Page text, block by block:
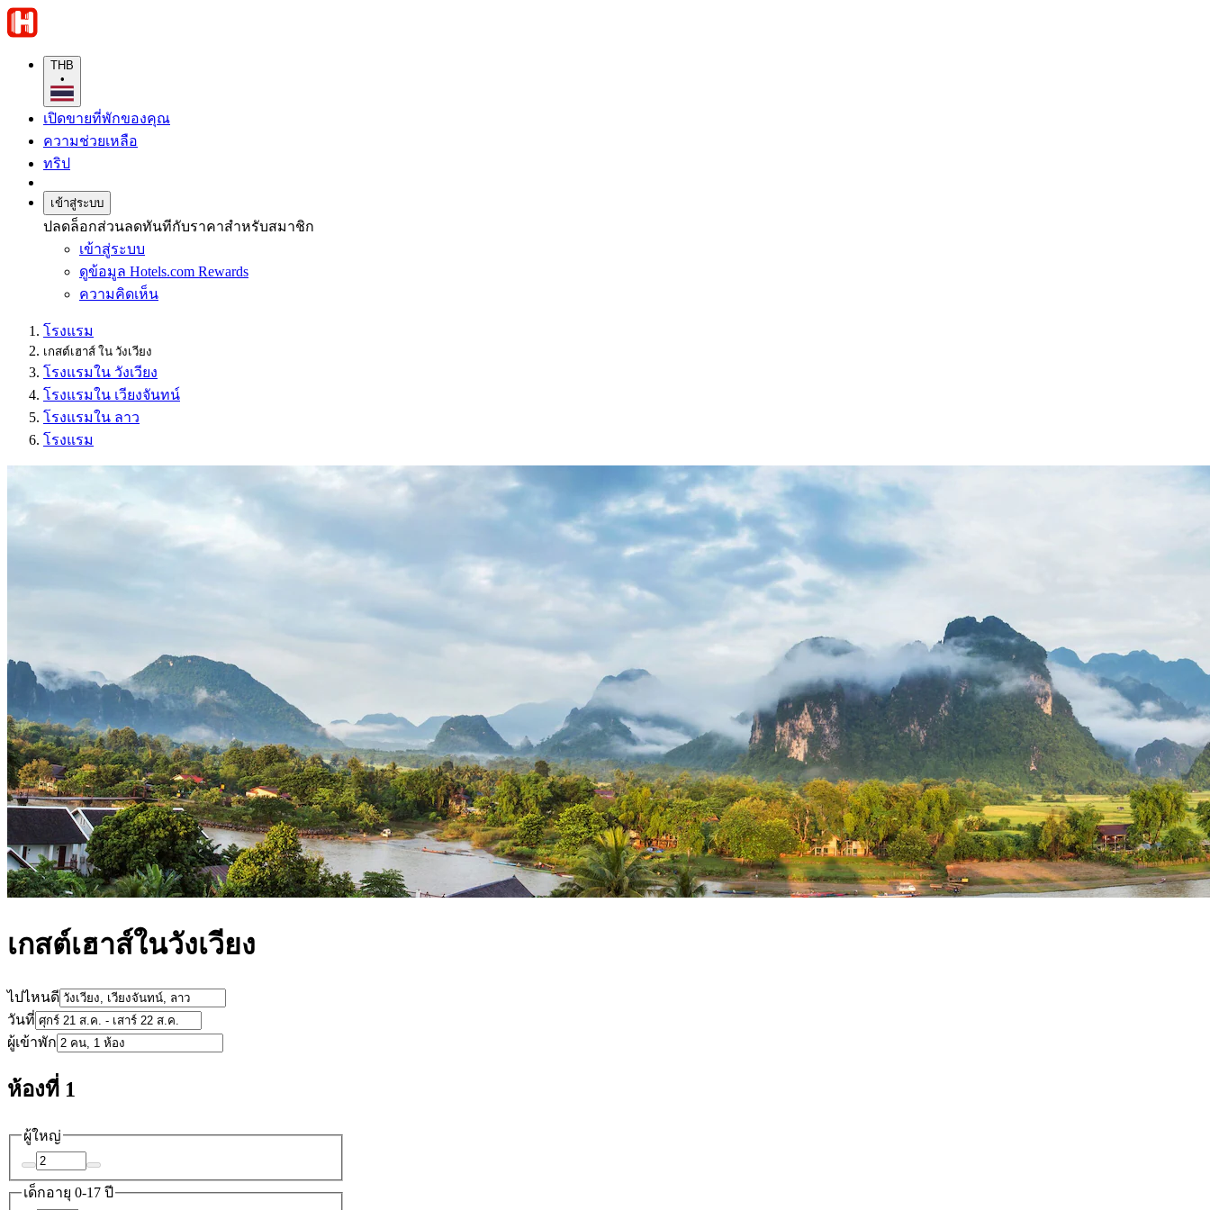
THB
•
เปิดขายที่พักของคุณ
ความช่วยเหลือ
ทริป
เข้าสู่ระบบ
ปลดล็อกส่วนลดทันทีกับราคาสำหรับสมาชิก
เข้าสู่ระบบ
ดูข้อมูล Hotels.com Rewards
ความคิดเห็น
โรงแรม
เกสต์เฮาส์ ใน วังเวียง
โรงแรมใน วังเวียง
โรงแรมใน เวียงจันทน์
โรงแรมใน ลาว
โรงแรม
เกสต์เฮาส์ในวังเวียง
ไปไหนดี
วันที่
ผู้เข้าพัก
ห้องที่ 1
ผู้ใหญ่
เด็กอายุ 0-17 ปี